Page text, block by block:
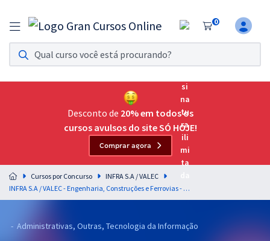
0
Assinatura Ilimitada 11
Acesso a todos os cursos. Teste grátis por 7 dias!
Assinatura OAB Até Passar
Acesso ilimitado a toda preparação para o Exame da
Residências Multiprofissionais
Preparação completa e intensiva para as principais
residências em saúde do Brasil
Desconto de 20% em todos os
cursos avulsos do site SÓ HOJE!
Comprar agora
Cursos por Concurso
INFRA S.A / VALEC
INFRA S.A / VALEC - Engenharia, Construções e Ferrovias - Redação Discursiva - Professora: Grazy Souza (Videoaulas) & Bruno Pilastre (Aulas em PDF)
- Administrativas, Outras, Tecnologia da Informação